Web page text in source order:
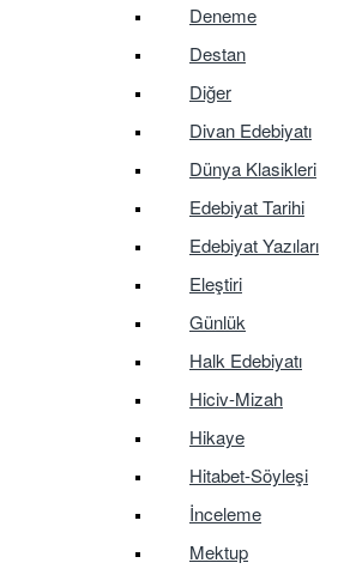
Deneme
Destan
Diğer
Divan Edebiyatı
Dünya Klasikleri
Edebiyat Tarihi
Edebiyat Yazıları
Eleştiri
Günlük
Halk Edebiyatı
Hiciv-Mizah
Hikaye
Hitabet-Söyleşi
İnceleme
Mektup